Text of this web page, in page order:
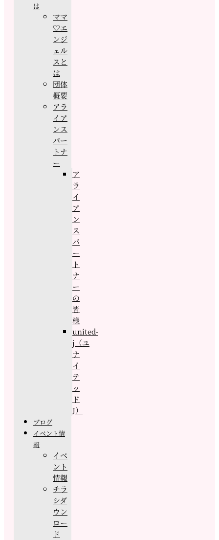
は
ママ
♡エ
ンジ
ェル
スと
は
団体
概要
アラ
イア
ンス
パー
トナ
ー
ア
ラ
イ
ア
ン
ス
パ
ー
ト
ナ
ー
の
皆
様
united-
j（ユ
ナ
イ
テ
ッ
ド
J）
ブログ
イベント情
報
イベ
ント
情報
チラ
シダ
ウン
ロー
ド